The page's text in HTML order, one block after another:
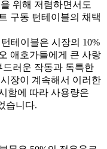
위해 저렴하면서도
구동 턴테이블의 채택
테이블은 시장의 10%
애호가들에게 큰 사랑
러운 작동과 독특한
장이 계속해서 이러한
함에 따라 사용량은
습니다.